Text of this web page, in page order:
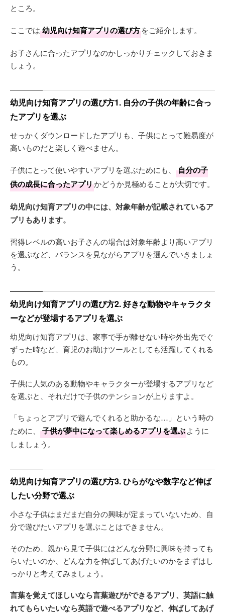
ところ。
ここでは 幼児向け知育アプリの選び方をご紹介します。
お子さんに合ったアプリなのかしっかりチェックしておきま
しょう。
幼児向け知育アプリの選び方1. 自分の子供の年齢に合っ
たアプリを選ぶ
せっかくダウンロードしたアプリも、子供にとって難易度が
高いものだと楽しく遊べません。
子供にとって使いやすいアプリを選ぶためにも、
自分の子
供の成長に合ったアプリかどうか見極めることが大切です。
幼児向け知育アプリの中には、対象年齢が記載されているア
プリもあります。
習得レベルの高いお子さんの場合は対象年齢より高いアプリ
を選ぶなど、バランスを見ながらアプリを選んでいきましょ
う。
幼児向け知育アプリの選び方2. 好きな動物やキャラクタ
ーなどが登場するアプリを選ぶ
幼児向け知育アプリは、家事で手が離せない時や外出先でぐ
ずった時など、育児のお助けツールとしても活躍してくれる
もの。
子供に人気のある動物やキャラクターが登場するアプリなど
を選ぶと、それだけで子供のテンションが上りますよ。
「ちょっとアプリで遊んでくれると助かるな…」という時の
ために、
子供が夢中になって楽しめるアプリを選ぶように
しましょう。
幼児向け知育アプリの選び方3. ひらがなや数字など伸ば
したい分野で選ぶ
小さな子供はまだまだ自分の興味が定まっていないため、自
分で遊びたいアプリを選ぶことはできません。
そのため、親から見て子供にはどんな分野に興味を持っても
らいたいのか、どんな力を伸ばしてあげたいのかをまずはし
っかりと考えてみましょう。
言葉を覚えてほしいなら言葉遊びができるアプリ、英語に触
れてもらいたいなら英語で遊べるアプリなど、伸ばしてあげ